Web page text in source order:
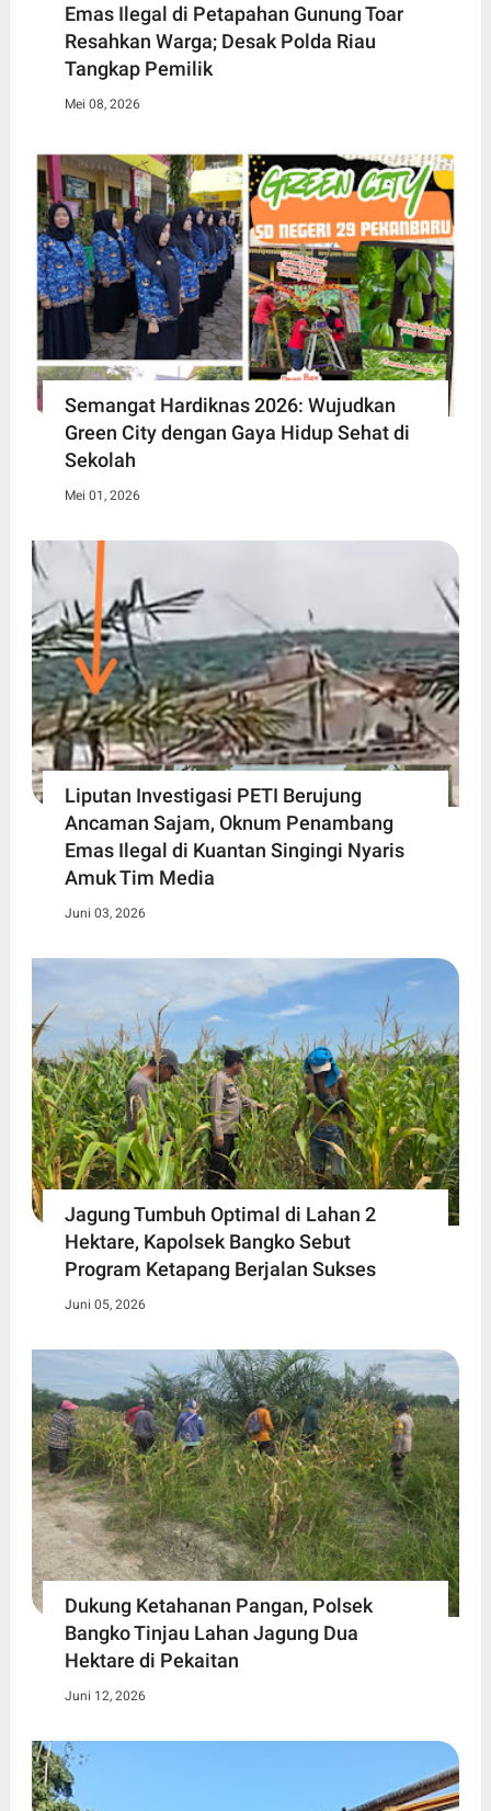
Emas Ilegal di Petapahan Gunung Toar
Resahkan Warga; Desak Polda Riau
Tangkap Pemilik
Mei 08, 2026
Semangat Hardiknas 2026: Wujudkan
Green City dengan Gaya Hidup Sehat di
Sekolah
Mei 01, 2026
Liputan Investigasi PETI Berujung
Ancaman Sajam, Oknum Penambang
Emas Ilegal di Kuantan Singingi Nyaris
Amuk Tim Media
Juni 03, 2026
Jagung Tumbuh Optimal di Lahan 2
Hektare, Kapolsek Bangko Sebut
Program Ketapang Berjalan Sukses
Juni 05, 2026
Dukung Ketahanan Pangan, Polsek
Bangko Tinjau Lahan Jagung Dua
Hektare di Pekaitan
Juni 12, 2026